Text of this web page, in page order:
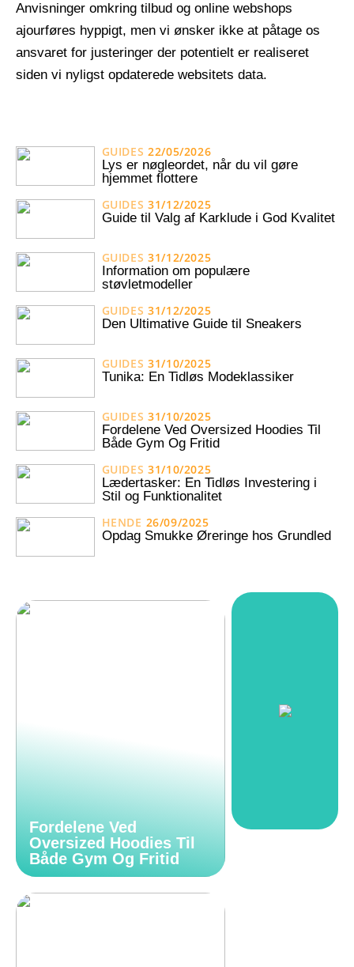
Anvisninger omkring tilbud og online webshops
ajourføres hyppigt, men vi ønsker ikke at påtage os
ansvaret for justeringer der potentielt er realiseret
siden vi nyligst opdaterede websitets data.
GUIDES 22/05/2026
Lys er nøgleordet, når du vil gøre
hjemmet flottere
GUIDES 31/12/2025
Guide til Valg af Karklude i God Kvalitet
GUIDES 31/12/2025
Information om populære
støvletmodeller
GUIDES 31/12/2025
Den Ultimative Guide til Sneakers
GUIDES 31/10/2025
Tunika: En Tidløs Modeklassiker
GUIDES 31/10/2025
Fordelene Ved Oversized Hoodies Til
Både Gym Og Fritid
GUIDES 31/10/2025
Lædertasker: En Tidløs Investering i
Stil og Funktionalitet
HENDE 26/09/2025
Opdag Smukke Øreringe hos Grundled
Fordelene Ved
Oversized Hoodies Til
Både Gym Og Fritid